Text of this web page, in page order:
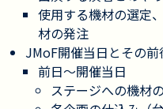
使用する機材の選定
材の発注
JMoF開催当日とその前
前日〜開催当日
ステージへの機材